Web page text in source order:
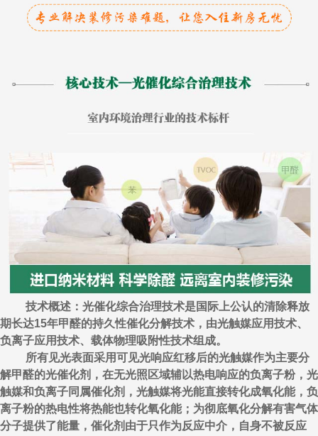
技术概述：光催化综合治理技术是国际上公认的清除释放
期长达15年甲醛的持久性催化分解技术，由光触媒应用技术、
负离子应用技术、载体物理吸附性技术组成。
所有见光表面采用可见光响应红移后的光触媒作为主要分
解甲醛的光催化剂，在无光照区域辅以热电响应的负离子粉，光
触媒和负离子同属催化剂，光触媒将光能直接转化成氧化能，负
离子粉的热电性将热能也转化氧化能；为彻底氧化分解有害气体
分子提供了能量，催化剂由于只作为反应中介，自身不被反应